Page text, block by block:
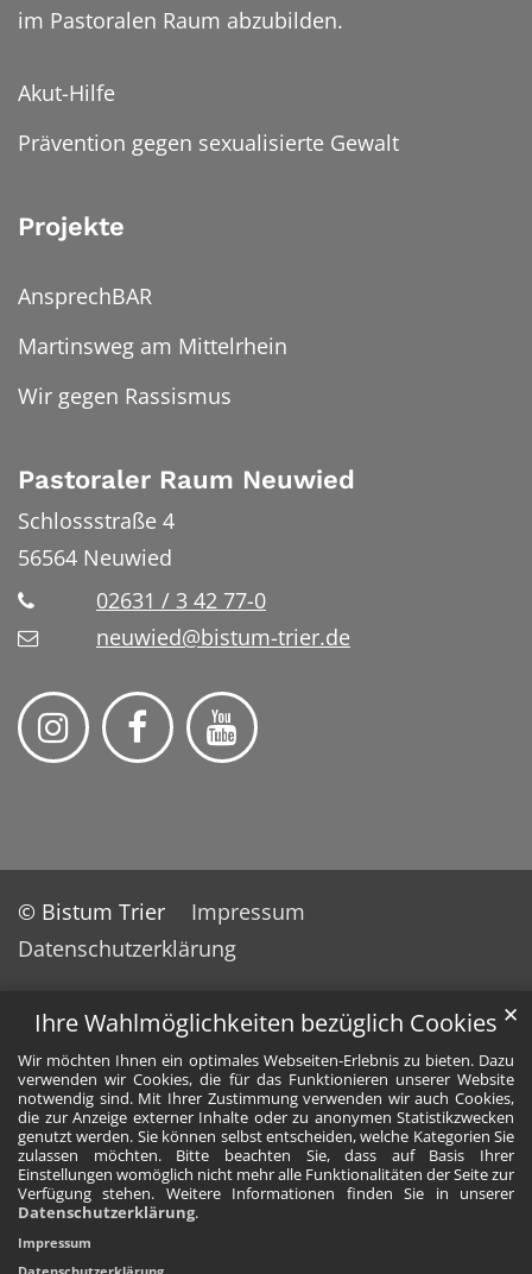
Ihre Wahlmöglichkeiten bezüglich Cookies
Wir möchten Ihnen ein optimales Webseiten-Erlebnis zu bieten. Dazu
verwenden wir Cookies, die für das Funktionieren unserer Website
notwendig sind. Mit Ihrer Zustimmung verwenden wir auch Cookies,
die zur Anzeige externer Inhalte oder zu anonymen Statistikzwecken
genutzt werden. Sie können selbst entscheiden, welche Kategorien Sie
zulassen möchten. Bitte beachten Sie, dass auf Basis Ihrer
Einstellungen womöglich nicht mehr alle Funktionalitäten der Seite zur
Verfügung stehen. Weitere Informationen finden Sie in unserer
Datenschutzerklärung.
✕
Impressum
im Pastoralen Raum abzubilden.
Akut-Hilfe
Prävention gegen sexualisierte Gewalt
Projekte
AnsprechBAR
Martinsweg am Mittelrhein
Wir gegen Rassismus
Pastoraler Raum Neuwied
Schlossstraße 4
56564 Neuwied
02631 / 3 42 77-0
neuwied@bistum-trier.de
© Bistum Trier
Impressum
Datenschutzerklärung